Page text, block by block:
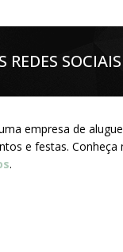
REDES SOCIAIS
empresa de
e festas. Conheça
.